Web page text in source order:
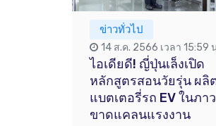
ข่าวทั่วไป
14 ส.ค. 2566 เวลา 15:59
ไอเดียดี! ญี่ปุ่นเล็งเปิด
หลักสูตรสอนวัยรุ่น ผลิ
แบตเตอรี่รถ EV ในภา
ขาดแคลนแรงงาน